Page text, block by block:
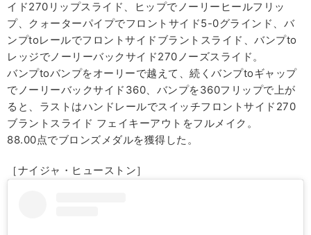
イド270リップスライド、ヒップでノーリーヒールフリッ
プ、クォーターパイプでフロントサイド5-0グラインド、バ
ンプtoレールでフロントサイドブラントスライド、バンプto
レッジでノーリーバックサイド270ノーズスライド。
バンプtoバンプをオーリーで越えて、続くバンプtoギャップ
でノーリーバックサイド360、バンプを360フリップで上が
ると、ラストはハンドレールでスイッチフロントサイド270
ブラントスライド フェイキーアウトをフルメイク。
88.00点でブロンズメダルを獲得した。
［ナイジャ・ヒューストン］